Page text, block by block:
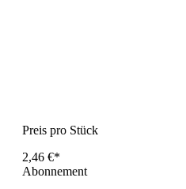
Preis pro Stück
2,46 €*
Abonnement